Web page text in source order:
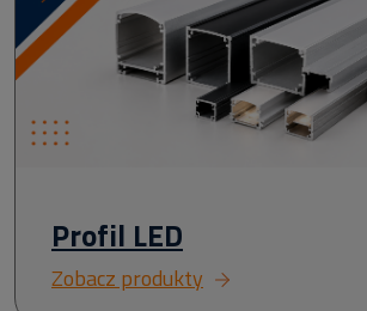
Profil LED
Zobacz produkty